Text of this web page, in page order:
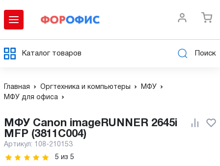
Каталог товаров Поиск
Главная Оргтехника и компьютеры
МФУ
МФУ для офиса
МФУ Canon imageRUNNER 2645i
MFP (3811C004)
Артикул: 108-210153
5 из 5